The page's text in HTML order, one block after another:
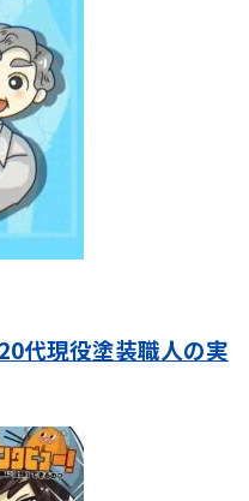
代現役塗装職人の実